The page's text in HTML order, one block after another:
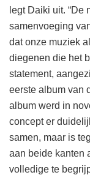
legt Daiki uit.
samenvoeging
dat onze muziek
diegenen die het
statement,
eerste album van
album werd in
concept er
samen, maar is
aan beide kanten
volledige te